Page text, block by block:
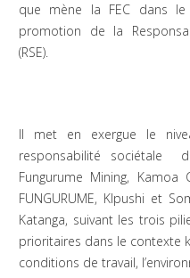
que mène la FEC dans
promotion de la
(RSE).
Il met en exergue le
responsabilité sociétale
Fungurume Mining, Kamoa
FUNGURUME, KIpushi et
Katanga, suivant les trois
prioritaires dans le contexte
conditions de travail,